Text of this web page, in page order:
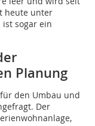
heute unter
ist sogar ein
Planung
den Umbau und
Der